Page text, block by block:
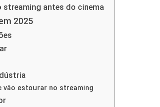
streaming antes do cinema
2025
estourar no streaming